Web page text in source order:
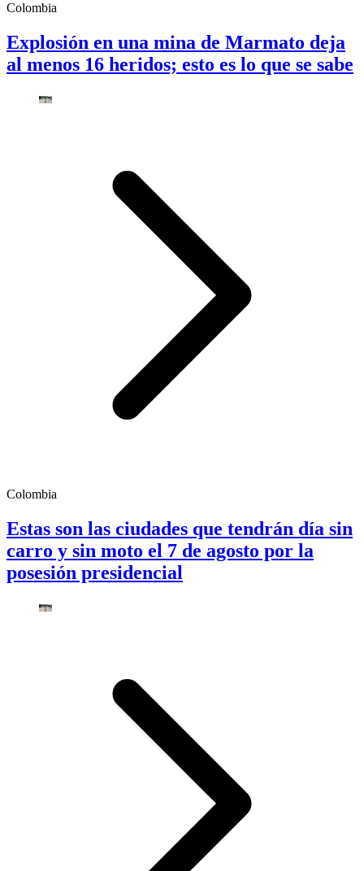
Colombia
Explosión en una mina de Marmato deja
al menos 16 heridos; esto es lo que se sabe
Colombia
Estas son las ciudades que tendrán día sin
carro y sin moto el 7 de agosto por la
posesión presidencial